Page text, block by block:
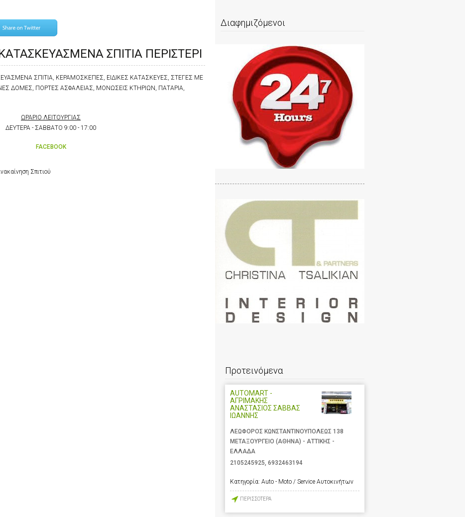
ΣΠΙΤΙΑ ΠΕΡΙΣΤΕΡΙ
ΣΠΙΤΙΑ, ΚΕΡΑΜΟΣΚΕΠΕΣ, ΕΙΔΙΚΕΣ ΚΑΤΑΣΚΕΥΕΣ, ΣΤΕΓΕΣ ΜΕ
ΔΟΜΕΣ, ΠΟΡΤΕΣ ΑΣΦΑΛΕΙΑΣ, ΜΟΝΩΣΕΙΣ ΚΤΗΡΙΩΝ, ΠΑΤΑΡΙΑ,
ΩΡΑΡΙΟ ΛΕΙΤΟΥΡΓΙΑΣ
ΔΕΥΤΕΡΑ - ΣΑΒΒΑΤΟ 9:00 - 17:00
FACEBOOK
Σπιτιού
Διαφημιζόμενοι
Προτεινόμενα
AUTOMART -
ΑΓΡΙΜΑΚΗΣ
ΑΝΑΣΤΑΣΙΟΣ ΣΑΒΒΑΣ
ΙΩΑΝΝΗΣ
ΛΕΩΦΟΡΟΣ ΚΩΝΣΤΑΝΤΙΝΟΥΠΟΛΕΩΣ 138
ΜΕΤΑΞΟΥΡΓΕΙΟ (ΑΘΗΝΑ) - ΑΤΤΙΚΗΣ -
ΕΛΛΑΔΑ
2105245925 6932463194
Κατηγορία: Auto - Moto / Service Αυτοκινήτων
ΠΕΡΙΣΣΟΤΕΡΑ